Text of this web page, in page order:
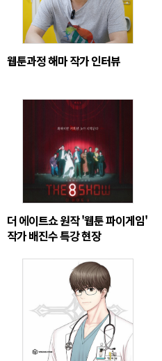
웹툰과정 해마 작가 인터뷰
더 에이트쇼 원작 '웹툰 파이게임'
작가 배진수 특강 현장